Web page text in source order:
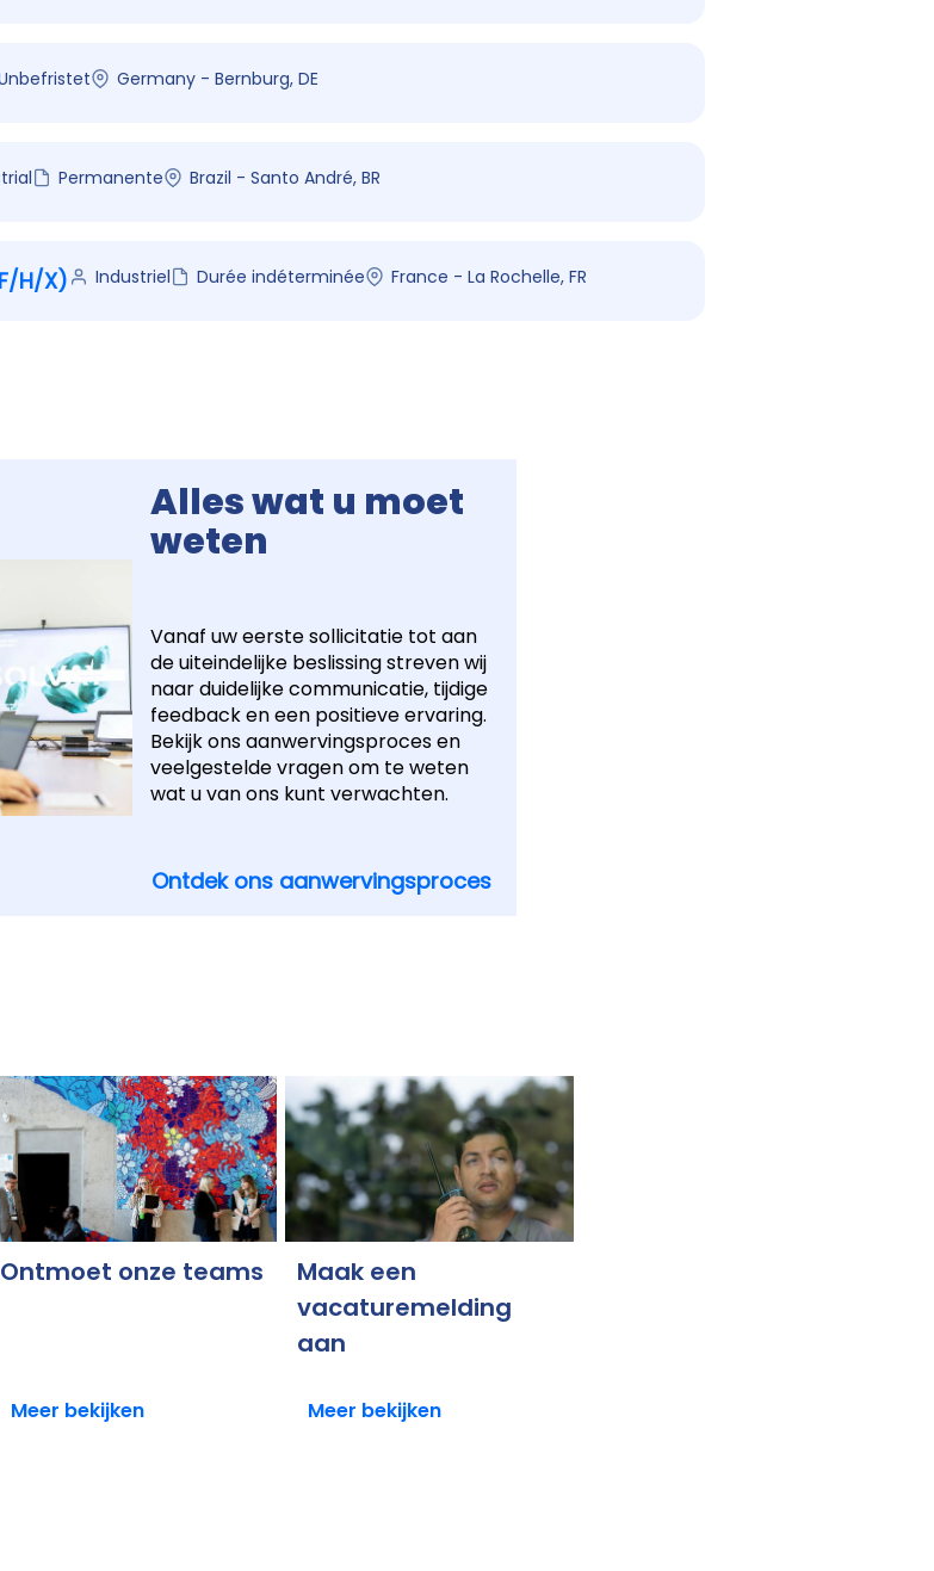
Germany - Bernburg, DE
Brazil - Santo André, BR
Permanente
H/X) France - La Rochelle, FR
Industriel Durée indéterminée
Alles wat u moet
weten
Vanaf uw eerste sollicitatie tot aan
de uiteindelijke beslissing streven wij
naar duidelijke communicatie, tijdige
feedback en een positieve ervaring.
Bekijk ons aanwervingsproces en
veelgestelde vragen om te weten
wat u van ons kunt verwachten.
Ontdek ons aanwervingsproces
Ontmoet onze teams
Meer bekijken
Maak een
vacaturemelding
aan
Meer bekijken